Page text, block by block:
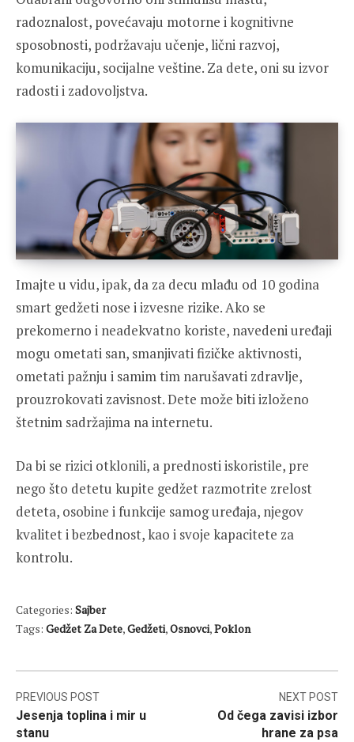
radoznalost, povećavaju motorne i kognitivne
sposobnosti, podržavaju učenje, lični razvoj,
komunikaciju, socijalne veštine. Za dete, oni su izvor
radosti i zadovoljstva.
Imajte u vidu, ipak, da za decu mlađu od 10 godina
smart gedžeti nose i izvesne rizike. Ako se
prekomerno i neadekvatno koriste, navedeni uređaji
mogu ometati san, smanjivati fizičke aktivnosti,
ometati pažnju i samim tim narušavati zdravlje,
prouzrokovati zavisnost. Dete može biti izloženo
štetnim sadržajima na internetu.
Da bi se rizici otklonili, a prednosti iskoristile, pre
nego što detetu kupite gedžet razmotrite zrelost
deteta, osobine i funkcije samog uređaja, njegov
kvalitet i bezbednost, kao i svoje kapacitete za
kontrolu.
Categories: Sajber
Tags: Gedžet Za Dete,Gedžeti,Osnovci,Poklon
Post
navigation
PREVIOUS POST
Jesenja toplina i mir u
stanu
NEXT POST
Od čega zavisi izbor
hrane za psa